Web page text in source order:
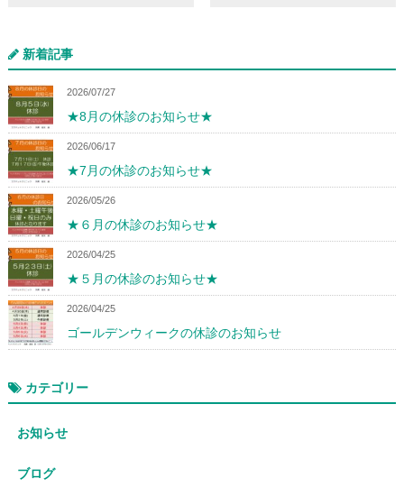
新着記事
2026/07/27
★8月の休診のお知らせ★
2026/06/17
★7月の休診のお知らせ★
2026/05/26
★６月の休診のお知らせ★
2026/04/25
★５月の休診のお知らせ★
2026/04/25
ゴールデンウィークの休診のお知らせ
カテゴリー
お知らせ
ブログ